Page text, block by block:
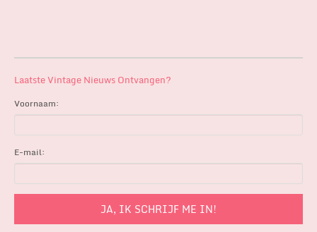
Laatste Vintage Nieuws Ontvangen?
Voornaam:
E-mail: